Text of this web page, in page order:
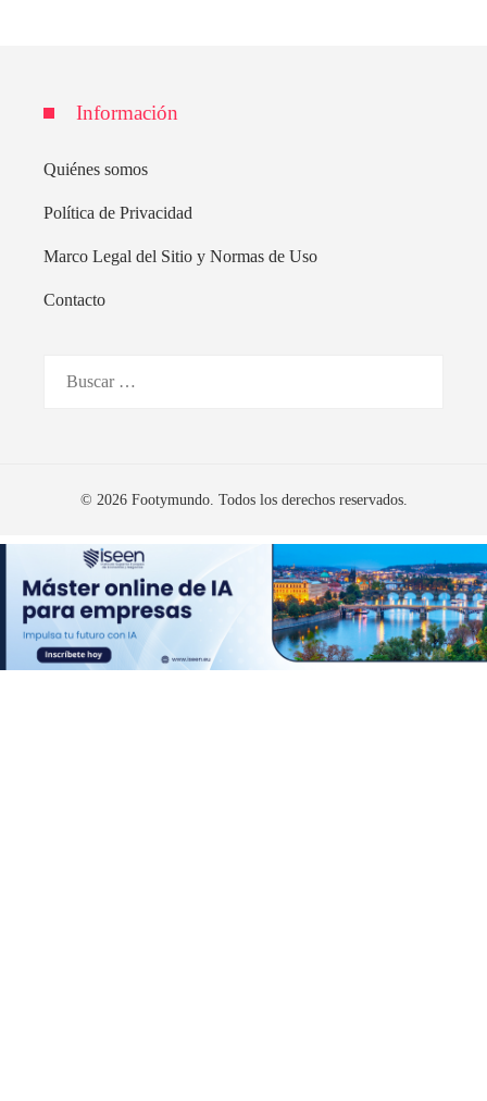
Información
Quiénes somos
Política de Privacidad
Marco Legal del Sitio y Normas de Uso
Contacto
© 2026 Footymundo. Todos los derechos reservados.